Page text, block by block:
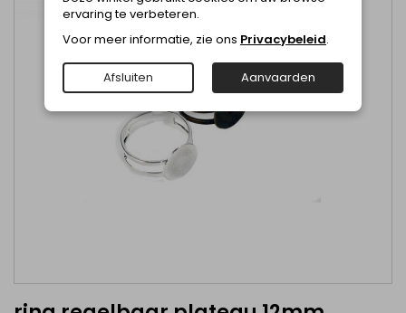
ervaring te verbeteren.
Voor meer informatie, zie ons Privacybeleid.
Afsluiten Aanvaarden